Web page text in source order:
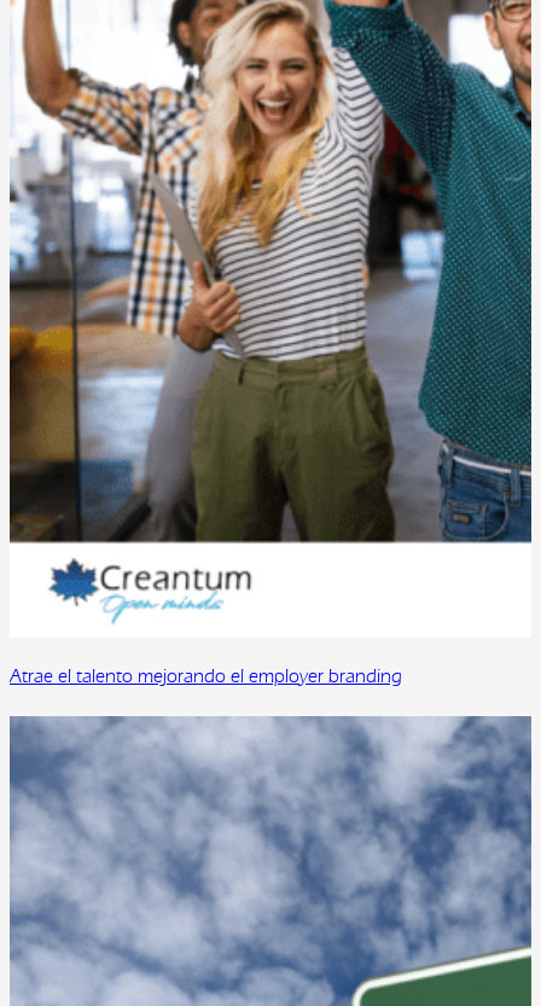
Atrae el talento mejorando el employer branding